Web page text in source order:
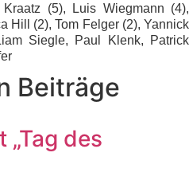
(5), Luis Wiegmann (4),
Hill (2), Tom Felger (2), Yannick
Siegle, Paul Klenk, Patrick
Beiträge
des